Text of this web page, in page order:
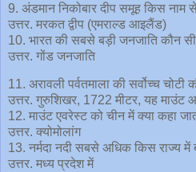
9. अंडमान निकोबार दीप समूह किस नाम
उत्तर. मरकत द्वीप (एमराल्ड आइलैंड)
10. भारत की सबसे बड़ी जनजाति कौन
उत्तर. गोंड जनजाति
11. अरावली पर्वतमाला की सर्वोच्च चोटी
उत्तर. गुरुशिखर, 1722 मीटर, यह माउंट
12. माउंट एवरेस्ट को चीन में क्या कहा
उत्तर. क्योमोलांग
13. नर्मदा नदी सबसे अधिक किस राज्य में
उत्तर. मध्य प्रदेश में